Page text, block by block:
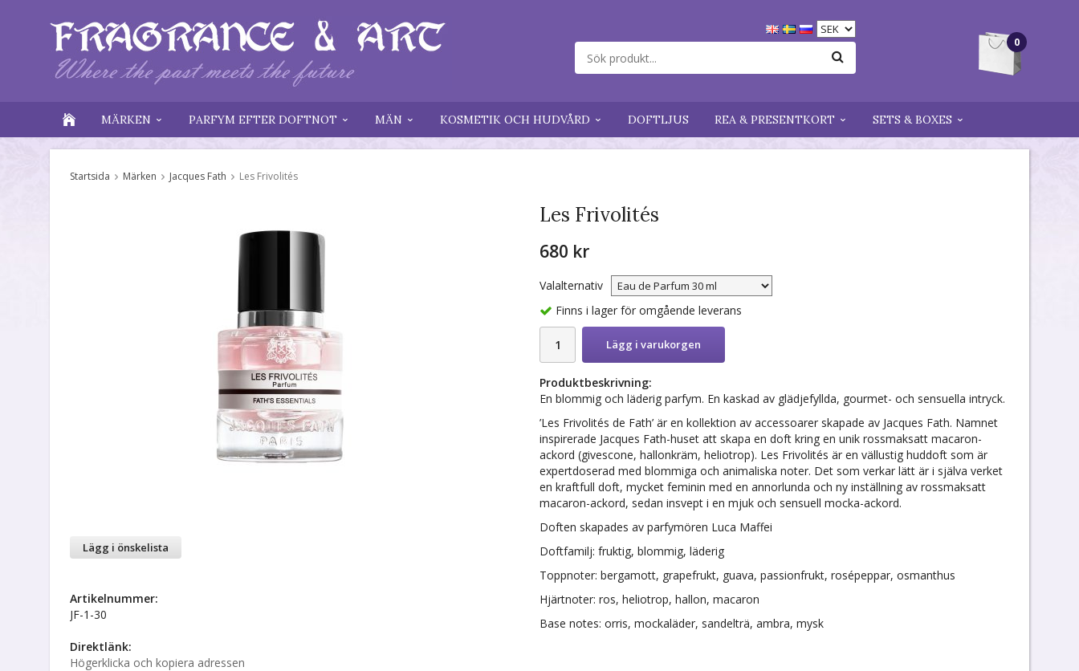
0
MÄRKEN PARFYM EFTER DOFTNOT MÄN KOSMETIK OCH HUDVÅRD DOFTLJUS REA & PRESENTKORT SETS & BOXES
Startsida Märken Jacques Fath Les Frivolités
Les Frivolités
680 kr
Valalternativ
Finns i lager för omgående leverans
Lägg i varukorgen
Produktbeskrivning:
En blommig och läderig parfym. En kaskad av glädjefyllda, gourmet- och sensuella intryck.
’Les Frivolités de Fath’ är en kollektion av accessoarer skapade av Jacques Fath. Namnet
inspirerade Jacques Fath-huset att skapa en doft kring en unik rossmaksatt macaron-
ackord (givescone, hallonkräm, heliotrop). Les Frivolités är en vällustig huddoft som är
expertdoserad med blommiga och animaliska noter. Det som verkar lätt är i själva verket
en kraftfull doft, mycket feminin med en annorlunda och ny inställning av rossmaksatt
macaron-ackord, sedan insvept i en mjuk och sensuell mocka-ackord.
Doften skapades av parfymören Luca Maffei
Doftfamilj: fruktig, blommig, läderig
Toppnoter: bergamott, grapefrukt, guava, passionfrukt, rosépeppar, osmanthus
Hjärtnoter: ros, heliotrop, hallon, macaron
Base notes: orris, mockaläder, sandelträ, ambra, mysk
Lägg i önskelista
Artikelnummer:
JF-1-30
Direktlänk:
Högerklicka och kopiera adressen